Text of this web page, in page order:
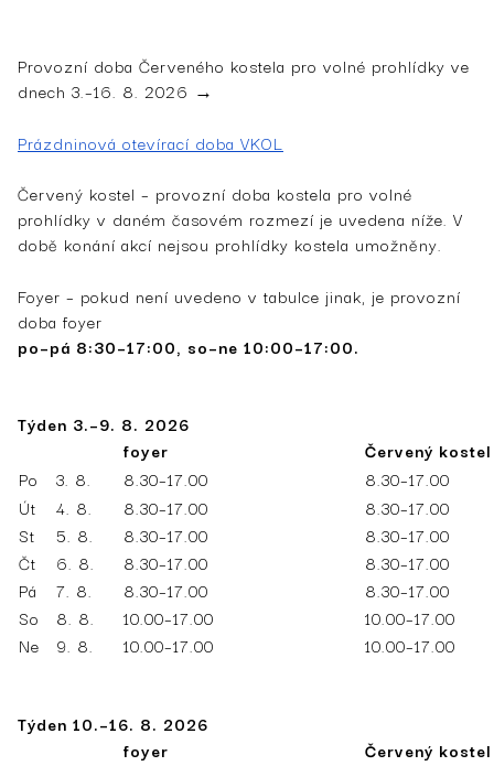
Provozní doba Červeného kostela pro volné prohlídky ve
dnech 3.–16. 8. 2026 →
Prázdninová otevírací doba VKOL
Červený kostel – provozní doba kostela pro volné
prohlídky v daném časovém rozmezí je uvedena níže. V
době konání akcí nejsou prohlídky kostela umožněny.
Foyer – pokud není uvedeno v tabulce jinak, je provozní
doba foyer
po–pá 8:30–17:00, so–ne 10:00–17:00.
Týden 3.–9. 8. 2026
foyer
Červený kostel
Po
3. 8. 8.30–17.00
8.30–17.00
Út
4. 8. 8.30–17.00
8.30–17.00
St
5. 8. 8.30–17.00
8.30–17.00
Čt
6. 8. 8.30–17.00
8.30–17.00
Pá
7. 8. 8.30–17.00
8.30–17.00
So
8. 8. 10.00–17.00
10.00–17.00
Ne
9. 8. 10.00–17.00 10.00–17.00
Týden 10.–16. 8. 2026
foyer
Červený kostel